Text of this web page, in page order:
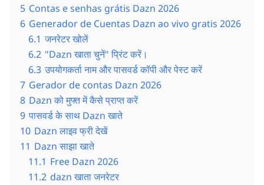
5 Contas e senhas grátis Dazn 2026
6 Generador de Cuentas Dazn ao vivo gratis 2026
6.1 जनरेटर खोलें
6.2 "Dazn खाता चुनें" प्रिंट करें।
6.3 उपयोगकर्ता नाम और पासवर्ड कॉपी और पेस्ट करें
7 Gerador de contas Dazn 2026
8 Dazn को मुफ्त में कैसे प्राप्त करें
9 पासवर्ड के साथ Dazn खाते
10 Dazn लाइव फ्री देखें
11 Dazn साझा खाते
11.1 Free Dazn 2026
11.2 dazn खाता जनरेटर